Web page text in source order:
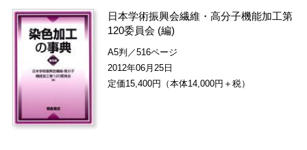
日本学術振興会繊維・高分子機能加工第
120委員会 (編)
A5判／516ページ
2012年06月25日
定価15,400円（本体14,000円＋税）